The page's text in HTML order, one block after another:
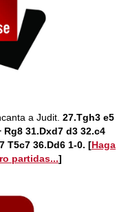
a Judit. 27.Tgh3 e5
Rg8 31.Dxd7 d3 32.c4
T5c7 36.Dd6 1-0. [Haga
partidas...]